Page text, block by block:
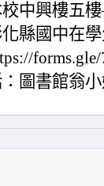
中興樓五
縣國中在
圖書館翁小